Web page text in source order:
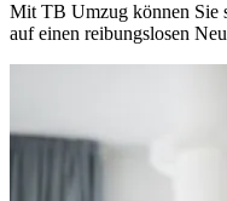
Mit TB Umzug können Sie
auf einen reibungslosen